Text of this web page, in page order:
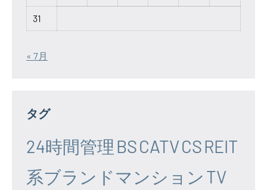
31
« 7月
タグ
24時間管理 BSCATVCSREIT
系ブランドマンション TV